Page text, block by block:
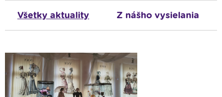
Všetky aktuality Z nášho vysielania